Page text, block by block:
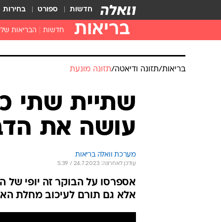
חדשות ספורט בחירות
בריאות חדשות הבריאות שלי
בריאות האישה
בריאות/תזונה ודיאטה/תזונה מונעת
שתיית שתי
עושה את
מערכת וואלה בריאות
עודכן לאחרונה: 24.7.2023 / 5:39
אספרסו על הבוקר זה יופי של
אלא גם תורם לעיכוב מחלת